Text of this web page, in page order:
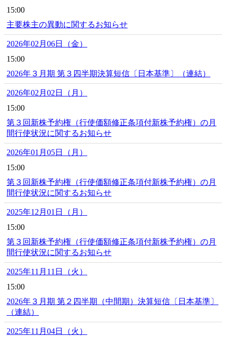
15:00
主要株主の異動に関するお知らせ
2026年02月06日（金）
15:00
2026年３月期 第３四半期決算短信〔日本基準〕（連結）
2026年02月02日（月）
15:00
第３回新株予約権（行使価額修正条項付新株予約権）の月
間行使状況に関するお知らせ
2026年01月05日（月）
15:00
第３回新株予約権（行使価額修正条項付新株予約権）の月
間行使状況に関するお知らせ
2025年12月01日（月）
15:00
第３回新株予約権（行使価額修正条項付新株予約権）の月
間行使状況に関するお知らせ
2025年11月11日（火）
15:00
2026年３月期 第２四半期（中間期）決算短信〔日本基準〕
（連結）
2025年11月04日（火）